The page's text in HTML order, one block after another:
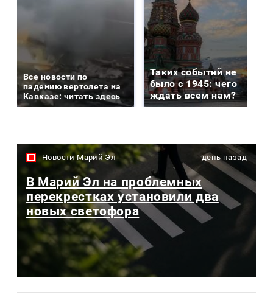
Все новости по
падению вертолета на
Кавказе: читать здесь
Таких событий не
было с 1945: чего
ждать всем нам?
Новости Марий Эл день назад
В Марий Эл на проблемных
перекрестках установили два
новых светофора